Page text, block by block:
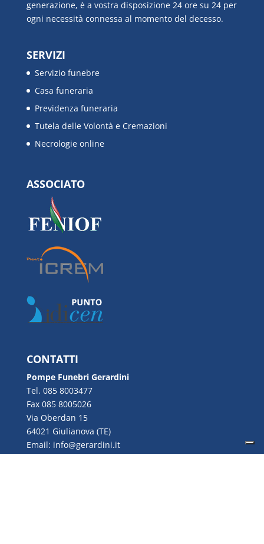
generazione, è a vostra disposizione 24 ore su 24 per
ogni necessità connessa al momento del decesso.
SERVIZI
Servizio funebre
Casa funeraria
Previdenza funeraria
Tutela delle Volontà e Cremazioni
Necrologie online
ASSOCIATO
CONTATTI
Pompe Funebri Gerardini
Tel. 085 8003477
Fax 085 8005026
Via Oberdan 15
64021 Giulianova (TE)
Email: info@gerardini.it